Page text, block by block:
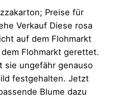
Preise für
Verkauf Diese rosa
auf dem Flohmarkt
Flohmarkt gerettet.
sie ungefähr genauso
festgehalten. Jetzt
Blume dazu